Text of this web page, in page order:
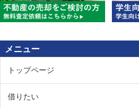
メニュー
トップページ
借りたい